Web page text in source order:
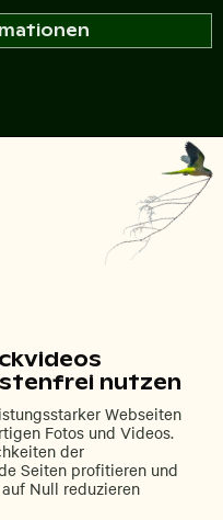
nutzen
Webseiten
Fotos und Videos.
der
Seiten profitieren und
Null reduzieren